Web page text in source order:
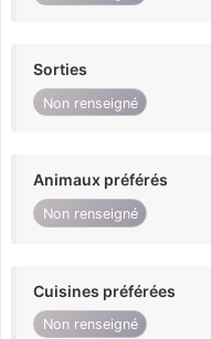
Sorties
Non renseigné
Animaux préférés
Non renseigné
Cuisines préférées
Non renseigné